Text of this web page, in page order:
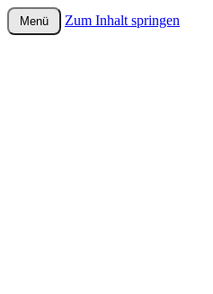
wurster-cartoon-
Menü Zum Inhalt springen